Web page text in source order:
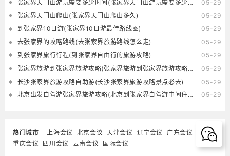
张家界天门山游玩需要多少时间(张家界天门山游玩需要多少时间的核酸)
05-29
张家界天门山爬山(张家界天门山爬山多久)
05-29
到张家界10日游(张家界10日游最佳路线图)
05-29
去张家界的攻略路线(去张家界旅游路线怎么走)
05-29
到张家界旅行行程(到张家界自由行的旅游攻略)
05-29
张家界旅游到张家界旅游攻略(张家界旅游到张家界旅游攻略一日游)
05-29
长沙张家界旅游攻略自助游(长沙张家界旅游攻略景点必去)
05-29
北京出发自驾游张家界旅游攻略(北京到张家界自驾游中间住在哪里好)
05-29
热门城市 上海会议 北京会议 天津会议 辽宁会议
广东会议
重庆会议
四川会议 云南会议 国际会议